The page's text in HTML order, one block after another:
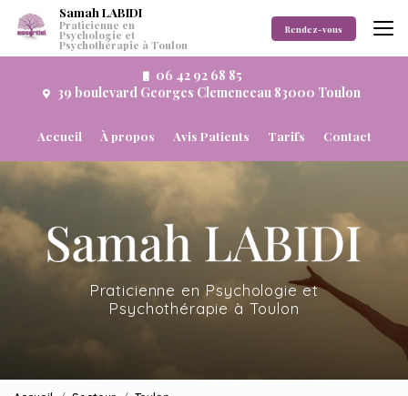
Aller
06 42 92 68 85
39 boulevard Georges Clemenceau 83000 Toulon
Accueil À propos Avis Patients Tarifs Contact
Samah LABIDI
Praticienne en
Psychologie et
Psychothérapie à Toulon
Rendez-vous
Praticienne en Psychologie et
Psychothérapie à Toulon